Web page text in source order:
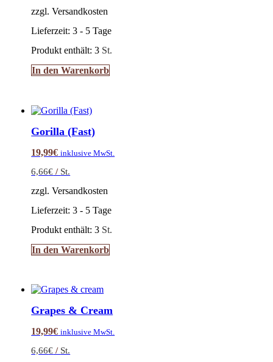
zzgl. Versandkosten
Lieferzeit:3 - 5 Tage
Produkt enthält: 3 St.
In den Warenkorb
Gorilla (Fast)
19,99€ inklusive MwSt.
6,66€ / St.
zzgl. Versandkosten
Lieferzeit:3 - 5 Tage
Produkt enthält: 3 St.
In den Warenkorb
Grapes & Cream
19,99€ inklusive MwSt.
6,66€ / St.